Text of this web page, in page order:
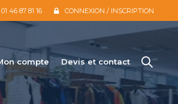
01 46 87 81 16 CONNEXION / INSCRIPTION
compte Devis et contact